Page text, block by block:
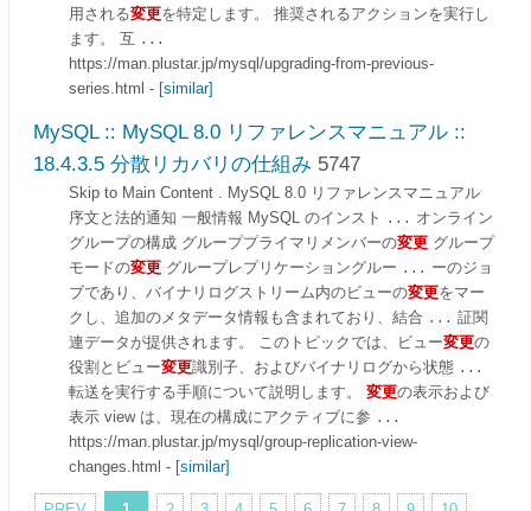
用される変更を特定します。 推奨されるアクションを実行し
ます。 互 ...
https://man.plustar.jp/mysql/upgrading-from-previous-
series.html - [similar]
MySQL :: MySQL 8.0 リファレンスマニュアル ::
18.4.3.5 分散リカバリの仕組み 5747
Skip to Main Content . MySQL 8.0 リファレンスマニュアル
序文と法的通知 一般情報 MySQL のインスト
...
オンライン
グループの構成 グループプライマリメンバーの変更 グループ
モードの変更 グループレプリケーショングルー ...
ーのジョ
ブであり、バイナリログストリーム内のビューの変更をマー
クし、追加のメタデータ情報も含まれており、結合 ... 証関
連データが提供されます。 このトピックでは、ビュー変更の
役割とビュー変更識別子、およびバイナリログから状態 ...
転送を実行する手順について説明します。 変更の表示および
表示 view は、現在の構成にアクティブに参 ...
https://man.plustar.jp/mysql/group-replication-view-
changes.html - [similar]